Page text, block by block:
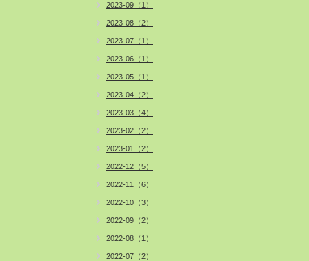
2023-09（1）
2023-08（2）
2023-07（1）
2023-06（1）
2023-05（1）
2023-04（2）
2023-03（4）
2023-02（2）
2023-01（2）
2022-12（5）
2022-11（6）
2022-10（3）
2022-09（2）
2022-08（1）
2022-07（2）